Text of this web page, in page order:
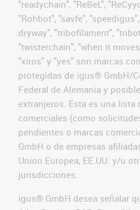
"readychain", "ReBeL",
"Rohbot", "savfe",
dryway", "tribofilament",
"twisterchain", "when it
"xiros" y "yes" son marcas
protegidas de igus® GmbH/
Federal de Alemania y
extranjeros. Esta es una lista
comerciales (como
pendientes o marcas
GmbH o de empresas
Unión Europea, EE.UU. y/u
jurisdicciones.
igus® GmbH desea señalar